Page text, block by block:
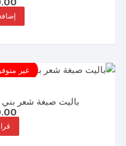
غير
باليت صبغة شعر بني